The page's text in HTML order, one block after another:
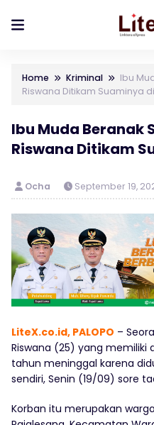
Home Kriminal
Ibu
Riswana Ditikam Suaminya
Ibu Muda Beranak
Riswana Ditikam
Ocha September 19,
LiteX.co.id, PALOPO –
Riswana (25) yang
tahun meninggal karena
sendiri, Senin (19/09) sore
Korban itu merupakan